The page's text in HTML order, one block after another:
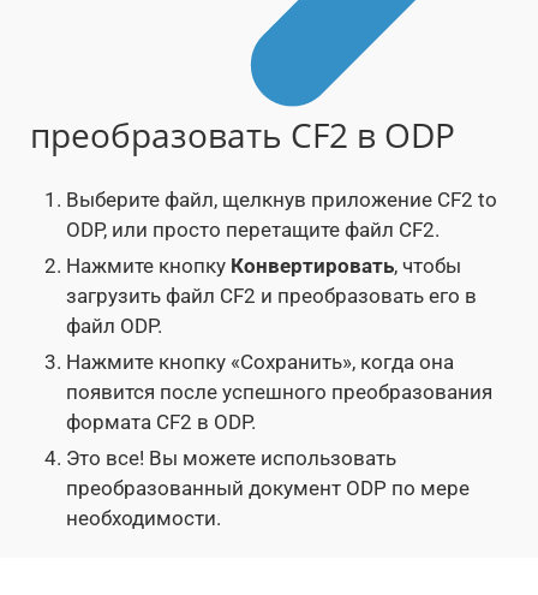
преобразовать CF2 в ODP
Выберите файл, щелкнув приложение CF2 to
ODP, или просто перетащите файл CF2.
Нажмите кнопку Конвертировать, чтобы
загрузить файл CF2 и преобразовать его в
файл ODP.
Нажмите кнопку «Сохранить», когда она
появится после успешного преобразования
формата CF2 в ODP.
Это все! Вы можете использовать
преобразованный документ ODP по мере
необходимости.